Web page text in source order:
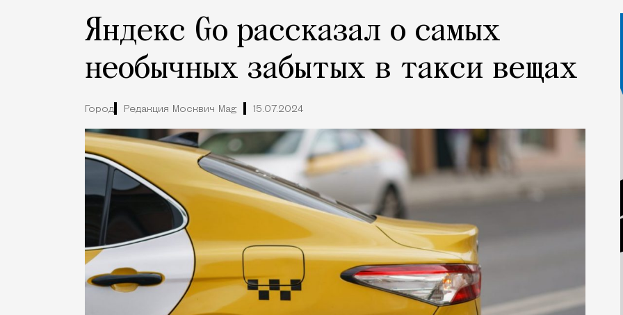
Яндекс Go рассказал о самых
необычных забытых в такси вещах
Город Редакция Москвич Mag 15.07.2024